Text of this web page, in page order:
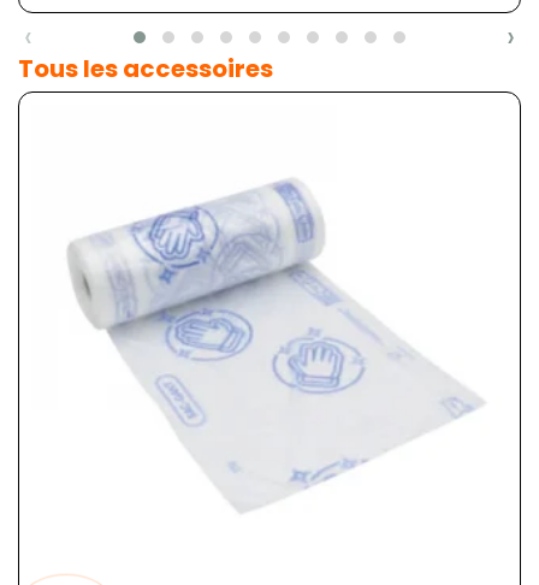
‹ ›
Tous les accessoires